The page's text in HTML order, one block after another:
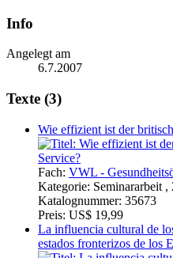
Info
Angelegt am
6.7.2007
Texte (3)
Wie effizient ist der
Fach:VWL -
Kategorie:Seminararbeit ,
Katalognummer:35673
Preis:US$ 19,99
La influencia cultural de
estados fronterizos de los